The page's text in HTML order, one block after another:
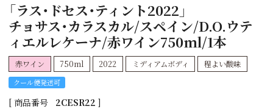
「ラス・ドセス・ティント2022」
チョサス・カラスカル/スペイン/D.O.ウテ
ィエルレケーナ/赤ワイン750ml/1本
赤ワイン 750ml 2022 ミディアムボディ 程よい酸味
クール便発送可
商品番号
2CESR22